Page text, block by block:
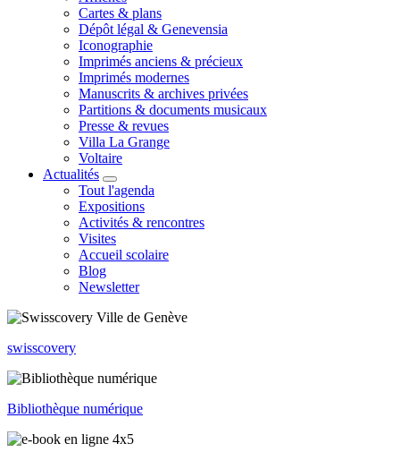
Cartes & plans
Dépôt légal & Genevensia
Iconographie
Imprimés anciens & précieux
Imprimés modernes
Manuscrits & archives privées
Partitions & documents musicaux
Presse & revues
Villa La Grange
Voltaire
Actualités
Tout l'agenda
Expositions
Activités & rencontres
Visites
Accueil scolaire
Blog
Newsletter
swisscovery
Bibliothèque numérique